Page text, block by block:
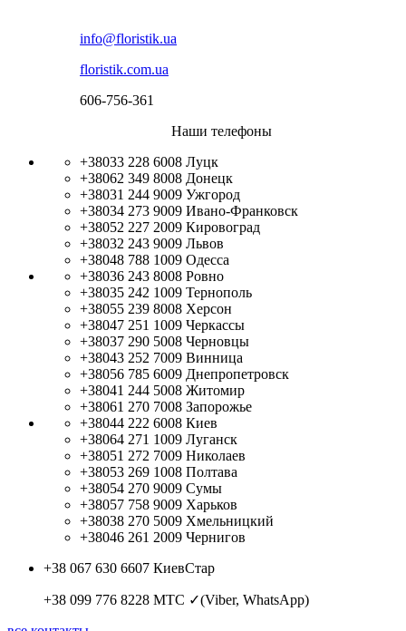
info@floristik.ua
floristik.com.ua
606-756-361
Наши телефоны
+38033 228 6008 Луцк
+38062 349 8008 Донецк
+38031 244 9009 Ужгород
+38034 273 9009 Ивано-Франковск
+38052 227 2009 Кировоград
+38032 243 9009 Львов
+38048 788 1009 Одесса
+38036 243 8008 Ровно
+38035 242 1009 Тернополь
+38055 239 8008 Херсон
+38047 251 1009 Черкассы
+38037 290 5008 Черновцы
+38043 252 7009 Винница
+38056 785 6009 Днепропетровск
+38041 244 5008 Житомир
+38061 270 7008 Запорожье
+38044 222 6008 Киев
+38064 271 1009 Луганск
+38051 272 7009 Николаев
+38053 269 1008 Полтава
+38054 270 9009 Сумы
+38057 758 9009 Харьков
+38038 270 5009 Хмельницкий
+38046 261 2009 Чернигов
+38 067 630 6607 КиевСтар
+38 099 776 8228 МТС ✓(Viber, WhatsApp)